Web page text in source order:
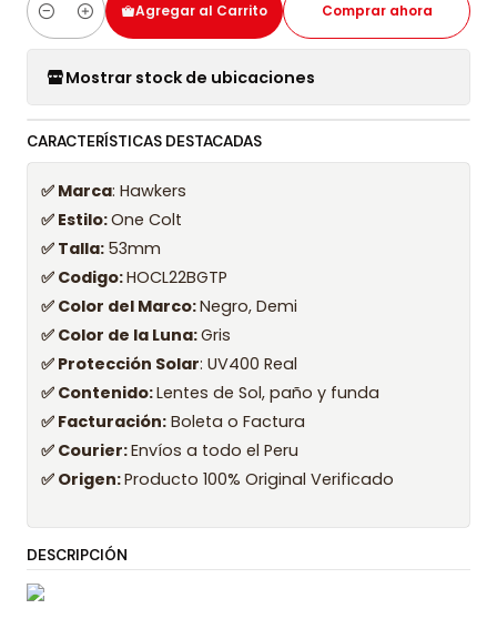
Cantidad
Agregar al Carrito Comprar ahora
Mostrar stock de ubicaciones
CARACTERÍSTICAS DESTACADAS
✅ Marca: Hawkers
✅ Estilo:One Colt
✅ Talla: 53mm
✅ Codigo:HOCL22BGTP
✅ Color del Marco:Negro, Demi
✅ Color de la Luna:Gris
✅ Protección Solar: UV400 Real
✅ Contenido:Lentes de Sol, paño y funda
✅ Facturación: Boleta o Factura
✅ Courier:Envíos a todo el Peru
✅ Origen:Producto 100% Original Verificado
DESCRIPCIÓN